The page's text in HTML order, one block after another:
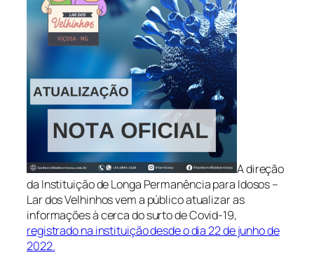
A direção
da Instituição de Longa Permanência para Idosos –
Lar dos Velhinhos vem a público atualizar as
informações à cerca do surto de Covid-19,
registrado na instituição desde o dia 22 de junho de
2022.